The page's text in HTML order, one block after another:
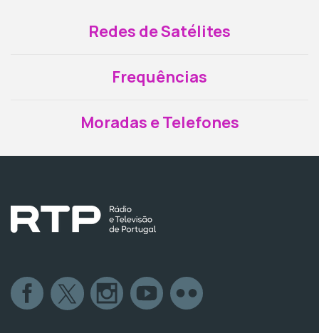
Redes de Satélites
Frequências
Moradas e Telefones